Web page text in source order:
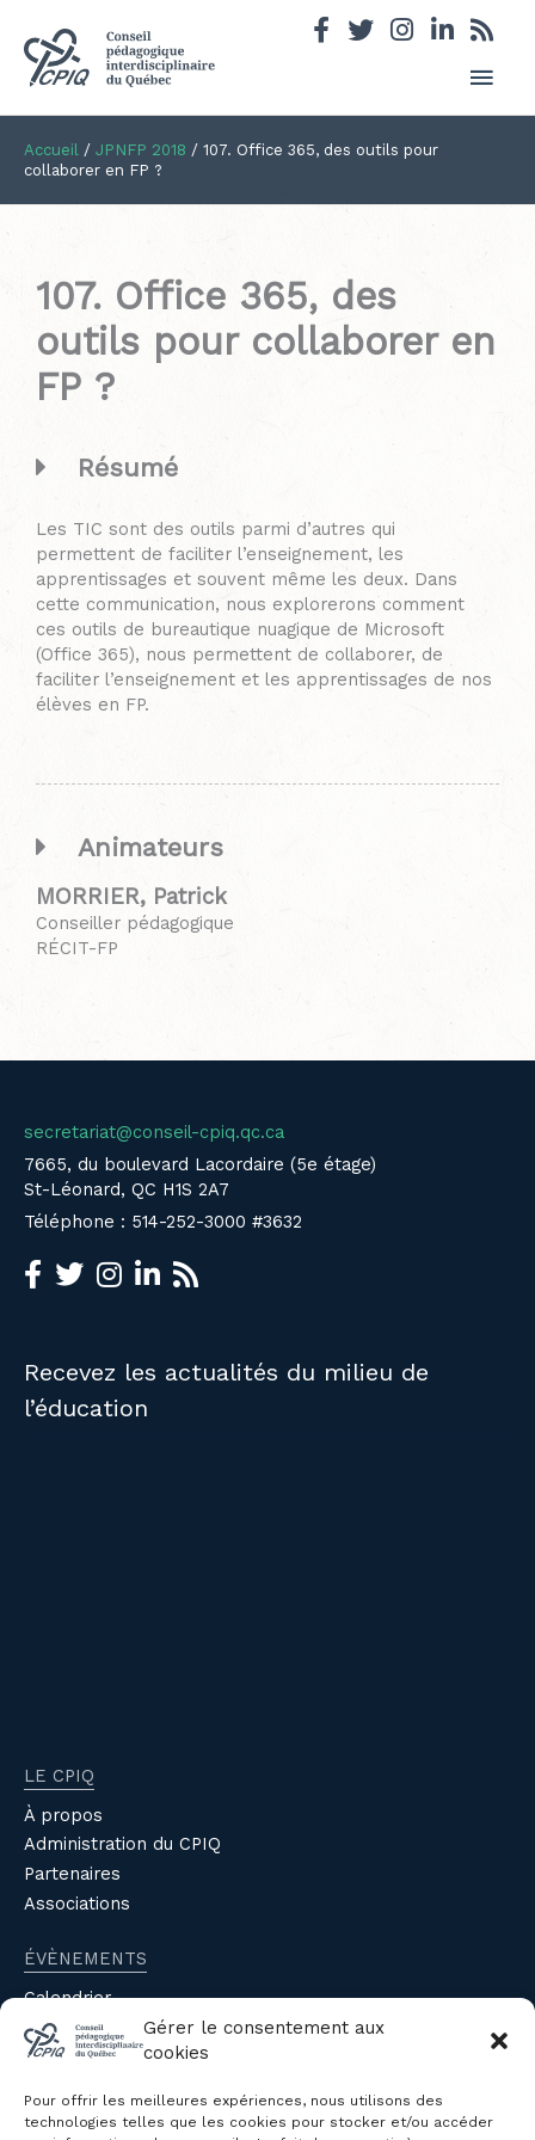
Gérer le consentement aux
cookies
Pour offrir les meilleures expériences, nous utilisons des
technologies telles que les cookies pour stocker et/ou accéder
Accueil / JPNFP 2018 / 107. Office 365, des outils pour
collaborer en FP ?
107. Office 365, des
outils pour collaborer en
FP ?
Résumé
Les TIC sont des outils parmi d’autres qui
permettent de faciliter l’enseignement, les
apprentissages et souvent même les deux. Dans
cette communication, nous explorerons comment
ces outils de bureautique nuagique de Microsoft
(Office 365), nous permettent de collaborer, de
faciliter l’enseignement et les apprentissages de nos
élèves en FP.
Animateurs
MORRIER, Patrick
Conseiller pédagogique
RÉCIT-FP
secretariat@conseil-cpiq.qc.ca
7665, du boulevard Lacordaire (5e étage)
St-Léonard, QC H1S 2A7
Téléphone : 514-252-3000 #3632
Recevez les actualités du milieu de
l’éducation
LE CPIQ
À propos
Administration du CPIQ
Partenaires
Associations
ÉVÈNEMENTS
Calendrier
Évènements du CPIQ
Revue